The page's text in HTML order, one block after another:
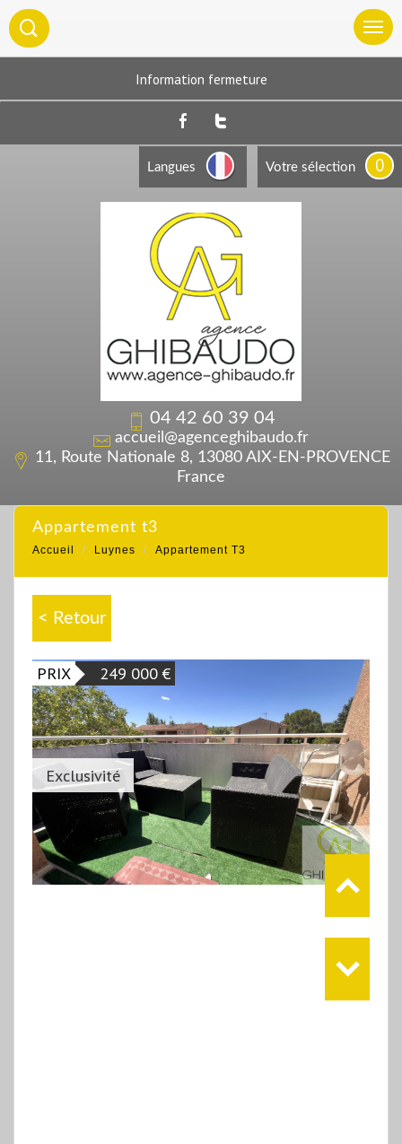
Information fermeture
Langues Votre sélection 0
04 42 60 39 04
accueil@agenceghibaudo.fr
11, Route Nationale 8, 13080 AIX-EN-PROVENCE
France
appartement t3
Accueil Luynes Appartement T3
< Retour
PRIX 249 000 €
Exclusivité